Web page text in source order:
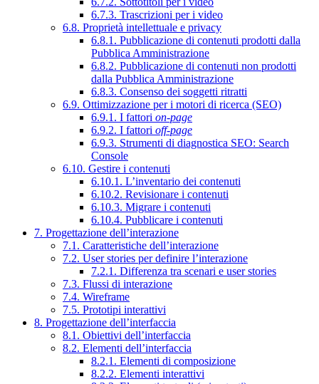
6.7.3. Trascrizioni per i video
6.8. Proprietà intellettuale e privacy
6.8.1. Pubblicazione di contenuti prodotti dalla
Pubblica Amministrazione
6.8.2. Pubblicazione di contenuti non prodotti
dalla Pubblica Amministrazione
6.8.3. Consenso dei soggetti ritratti
6.9. Ottimizzazione per i motori di ricerca (SEO)
6.9.1. I fattori on-page
6.9.2. I fattori off-page
6.9.3. Strumenti di diagnostica SEO: Search
Console
6.10. Gestire i contenuti
6.10.1. L’inventario dei contenuti
6.10.2. Revisionare i contenuti
6.10.3. Migrare i contenuti
6.10.4. Pubblicare i contenuti
7. Progettazione dell’interazione
7.1. Caratteristiche dell’interazione
7.2. User stories per definire l’interazione
7.2.1. Differenza tra scenari e user stories
7.3. Flussi di interazione
7.4. Wireframe
7.5. Prototipi interattivi
8. Progettazione dell’interfaccia
8.1. Obiettivi dell’interfaccia
8.2. Elementi dell’interfaccia
8.2.1. Elementi di composizione
8.2.2. Elementi interattivi